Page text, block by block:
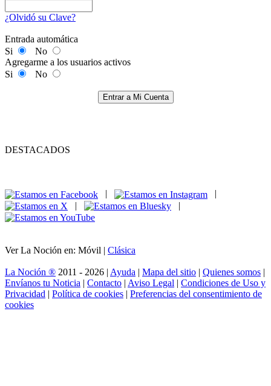
¿Olvidó su Clave?
Entrada automática
Si
No
Agregarme a los usuarios activos
Si
No
Entrar a Mi Cuenta
DESTACADOS
|
|
Ver La Noción en: Móvil | Clásica
La Noción ® 2011 - 2026 | Ayuda | Mapa del sitio | Quienes somos |
Envíanos tu Noticia | Contacto | Aviso Legal | Condiciones de Uso y
Privacidad | Política de cookies | Preferencias del consentimiento de
cookies